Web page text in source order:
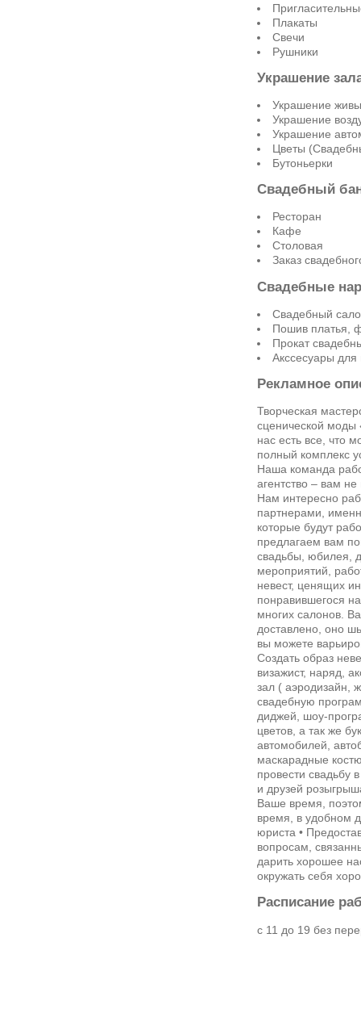
Плакаты
Свечи
Рушники
Украшение
Украшение
Украшение
Украшение
Цветы
Бутоньерки
Свадебный
Ресторан
Кафе
Столовая
Заказ
Свадебные
Свадебный
Пошив платья,
Прокат
Акссесуары для
Рекламное
Творческая
сценической моды
нас есть все, что
полный комплекс
Наша команда
агентство – вам
Нам интересно
партнерами,
которые будут
предлагаем вам
свадьбы, юбилея,
мероприятий,
невест, ценящих
понравившегося
многих салонов.
доставлено, оно
вы можете
Создать образ
визажист, наряд,
зал ( аэродизайн,
свадебную
диджей, шоу-
цветов, а так же
автомобилей,
маскарадные
провести свадьбу
и друзей
Ваше время,
время, в удобном
юриста •
вопросам,
дарить хорошее
окружать себя
Расписание
с 11 до 19 без